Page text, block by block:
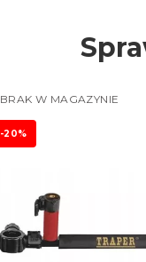
BRAK W MAGAZYNIE
-20%